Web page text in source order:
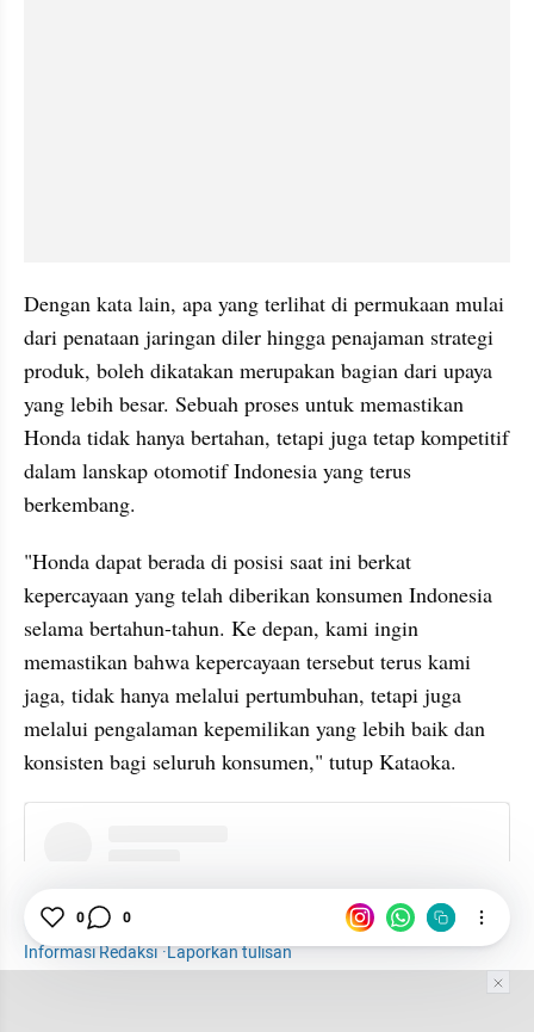
Dengan kata lain, apa yang terlihat di permukaan mulai
dari penataan jaringan diler hingga penajaman strategi
produk, boleh dikatakan merupakan bagian dari upaya
yang lebih besar. Sebuah proses untuk memastikan
Honda tidak hanya bertahan, tetapi juga tetap kompetitif
dalam lanskap otomotif Indonesia yang terus
berkembang.
"Honda dapat berada di posisi saat ini berkat
kepercayaan yang telah diberikan konsumen Indonesia
selama bertahun-tahun. Ke depan, kami ingin
memastikan bahwa kepercayaan tersebut terus kami
jaga, tidak hanya melalui pertumbuhan, tetapi juga
melalui pengalaman kepemilikan yang lebih baik dan
konsisten bagi seluruh konsumen," tutup Kataoka.
Otomotif
Industri Otomotif
Informasi Redaksi·Laporkan tulisan
0 0